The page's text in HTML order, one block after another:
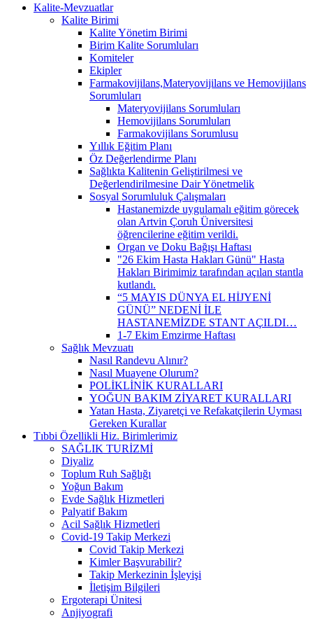
Kalite-Mevzuatlar
Kalite Birimi
Kalite Yönetim Birimi
Birim Kalite Sorumluları
Komiteler
Ekipler
Farmakovijilans,Materyovijilans ve Hemovijilans
Sorumluları
Materyovijilans Sorumluları
Hemovijilans Sorumluları
Farmakovijilans Sorumlusu
Yıllık Eğitim Planı
Öz Değerlendirme Planı
Sağlıkta Kalitenin Geliştirilmesi ve
Değerlendirilmesine Dair Yönetmelik
Sosyal Sorumluluk Çalışmaları
Hastanemizde uygulamalı eğitim görecek
olan Artvin Çoruh Üniversitesi
öğrencilerine eğitim verildi.
Organ ve Doku Bağışı Haftası
"26 Ekim Hasta Hakları Günü" Hasta
Hakları Birimimiz tarafından açılan stantla
kutlandı.
“5 MAYIS DÜNYA EL HİJYENİ
GÜNÜ” NEDENİ İLE
HASTANEMİZDE STANT AÇILDI…
1-7 Ekim Emzirme Haftası
Sağlık Mevzuatı
Nasıl Randevu Alınır?
Nasıl Muayene Olurum?
POLİKLİNİK KURALLARI
YOĞUN BAKIM ZİYARET KURALLARI
Yatan Hasta, Ziyaretçi ve Refakatçilerin Uyması
Gereken Kurallar
Tıbbi Özellikli Hiz. Birimlerimiz
SAĞLIK TURİZMİ
Diyaliz
Toplum Ruh Sağlığı
Yoğun Bakım
Evde Sağlık Hizmetleri
Palyatif Bakım
Acil Sağlık Hizmetleri
Covid-19 Takip Merkezi
Covid Takip Merkezi
Kimler Başvurabilir?
Takip Merkezinin İşleyişi
İletişim Bilgileri
Ergoterapi Ünitesi
Anjiyografi